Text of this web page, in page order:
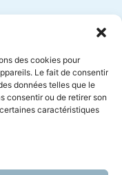
des cookies pour
Le fait de consentir
données telles que le
consentir ou de retirer son
caractéristiques